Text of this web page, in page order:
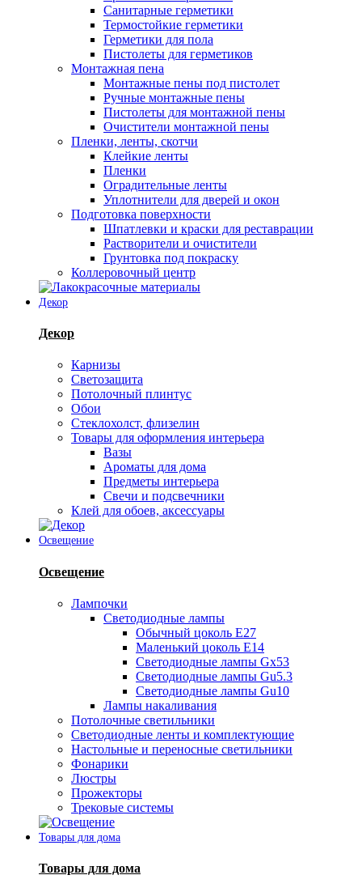
Санитарные герметики
Термостойкие герметики
Герметики для пола
Пистолеты для герметиков
Монтажная пена
Монтажные пены под пистолет
Ручные монтажные пены
Пистолеты для монтажной пены
Очистители монтажной пены
Пленки, ленты, скотчи
Клейкие ленты
Пленки
Оградительные ленты
Уплотнители для дверей и окон
Подготовка поверхности
Шпатлевки и краски для реставрации
Растворители и очистители
Грунтовка под покраску
Коллеровочный центр
Декор
Декор
Карнизы
Светозащита
Потолочный плинтус
Обои
Стеклохолст, флизелин
Товары для оформления интерьера
Вазы
Ароматы для дома
Предметы интерьера
Свечи и подсвечники
Клей для обоев, аксессуары
Освещение
Освещение
Лампочки
Светодиодные лампы
Обычный цоколь Е27
Маленький цоколь Е14
Светодиодные лампы Gx53
Светодиодные лампы Gu5.3
Светодиодные лампы Gu10
Лампы накаливания
Потолочные светильники
Светодиодные ленты и комплектующие
Настольные и переносные светильники
Фонарики
Люстры
Прожекторы
Трековые системы
Товары для дома
Товары для дома